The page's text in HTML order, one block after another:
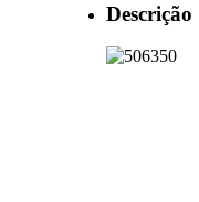
Descrição